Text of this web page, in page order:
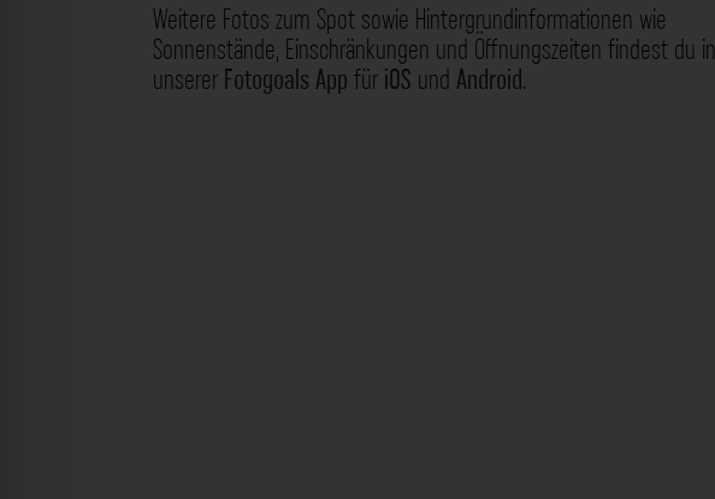
Weitere Fotos zum Spot sowie Hintergrundinformationen wie
Sonnenstände, Einschränkungen und Öffnungszeiten findest du in
unsererFotogoals AppfüriOS undAndroid.